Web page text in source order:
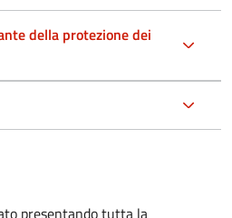
della protezione dei
presentando tutta la